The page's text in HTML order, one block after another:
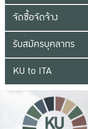
จัดซื้อจัดจ้าง
รับสมัครบุคลากร
KU to ITA